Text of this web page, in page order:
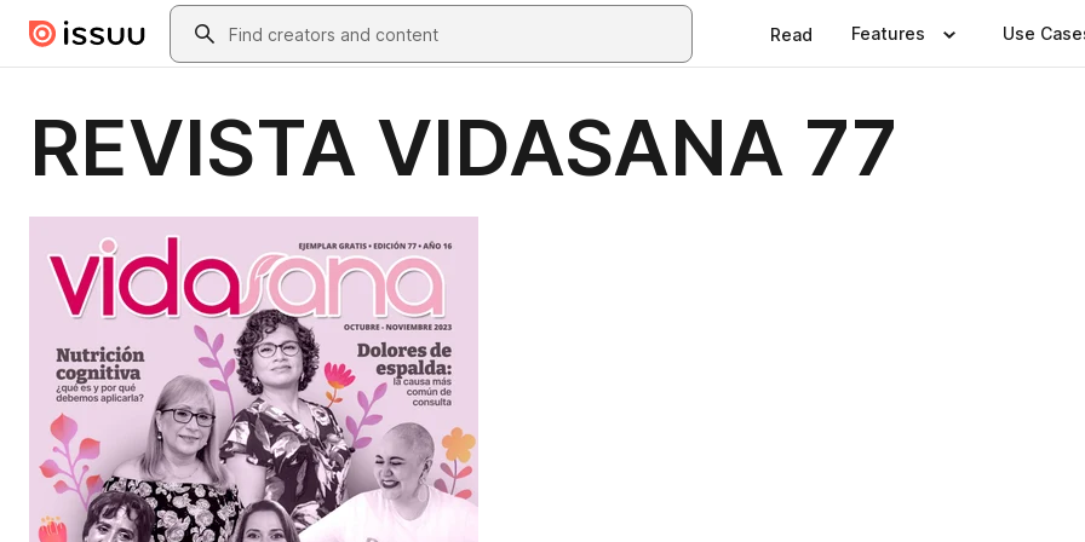
Skip to main contentSearch
Read Features Use
REVISTA VIDASANA 77